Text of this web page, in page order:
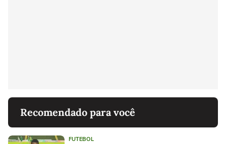
Recomendado para você
FUTEBOL